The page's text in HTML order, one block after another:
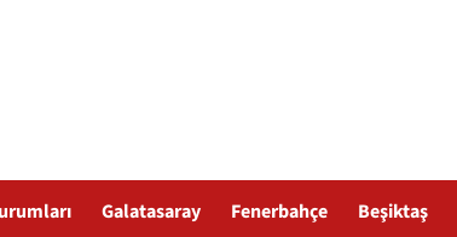
Galatasaray Fenerbahçe Beşiktaş